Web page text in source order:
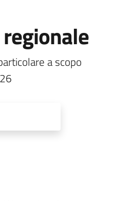
a scopo